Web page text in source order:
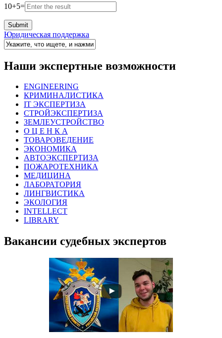
10+5=
Юридическая поддержка
Наши экспертные возможности
ENGINEERING
КРИМИНАЛИСТИКА
IT ЭКСПЕРТИЗА
СТРОЙЭКСПЕРТИЗА
ЗЕМЛЕУСТРОЙСТВО
О Ц Е Н К А
ТОВАРОВЕДЕНИЕ
ЭКОНОМИКА
АВТОЭКСПЕРТИЗА
ПОЖАРОТЕХНИКА
МЕДИЦИНА
ЛАБОРАТОРИЯ
ЛИНГВИСТИКА
ЭКОЛОГИЯ
INTELLECT
LIBRARY
Вакансии судебных экспертов